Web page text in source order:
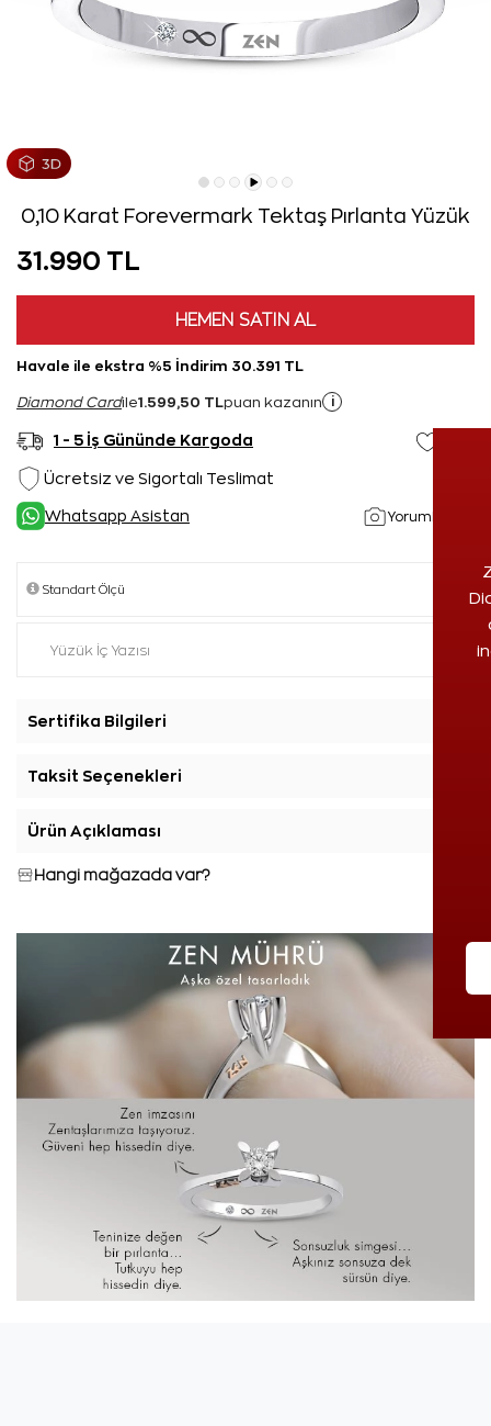
0,10 Karat Forevermark Tektaş Pırlanta Yüzük
31.990 TL
HEMEN SATIN AL
Havale ile ekstra %5 İndirim 30.391 TL
Diamond Cardile1.599,50 TL puan kazanın i
1 - 5 İş Gününde Kargoda
Ücretsiz ve Sigortalı Teslimat
Whatsapp Asistan Yorumlar(1)
Sertifika Bilgileri
Taksit Seçenekleri
Ürün Açıklaması
Hangi mağazada var?